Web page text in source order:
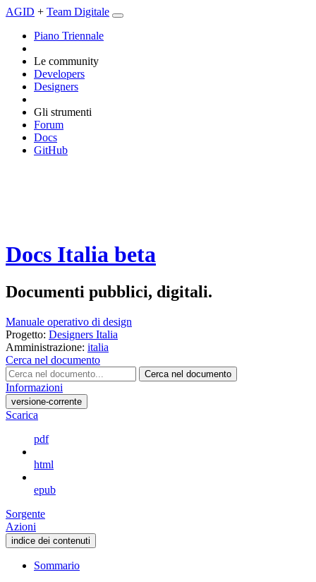
AGID + Team Digitale
Piano Triennale
Le community
Developers
Designers
Gli strumenti
Forum
Docs
GitHub
Docs Italia beta
Documenti pubblici, digitali.
Manuale operativo di design
Progetto: Designers Italia
Amministrazione: italia
Cerca nel documento
Cerca nel documento
Informazioni
versione-corrente
Scarica
pdf
html
epub
Sorgente
Azioni
indice dei contenuti
Sommario